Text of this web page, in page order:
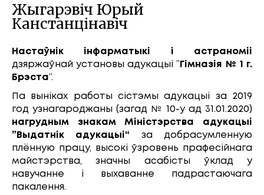
Жыгарэвіч Юрый
Канстанцінавіч
Настаўнік інфарматыкі і астраноміі
дзяржаўнай установы адукацыі ” Гімназія
№ 1 г.
Брэста“.
Па выніках работы сістэмы адукацыі за 2019
год узнагароджаны (загад № 10-у ад 31.01.2020)
нагрудным знакам Міністэрства адукацыі
”Выдатнік адукацыі“ за добрасумленную
плённую працу, высокі ўзровень прафесійнага
майстэрства, значны асабісты ўклад у
навучанне і выхаванне падрастаючага
пакалення.